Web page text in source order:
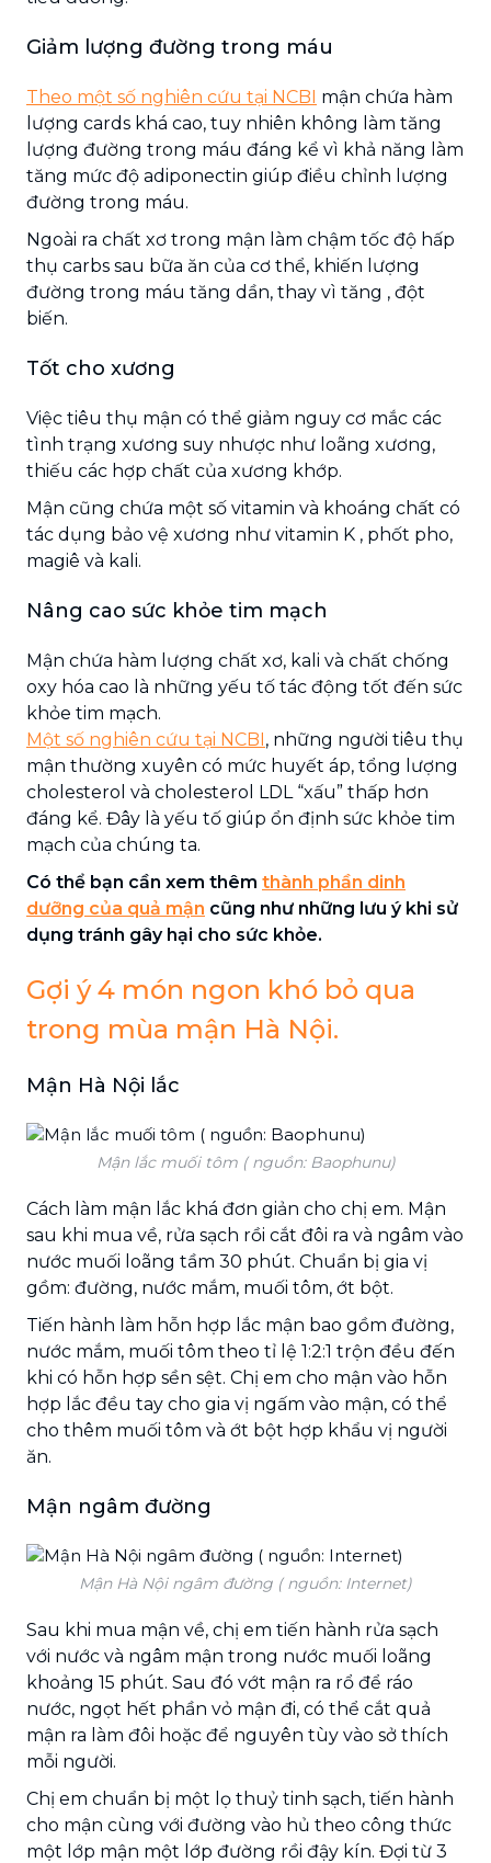
Giảm lượng đường trong máu
Theo một số nghiên cứu tại NCBI mận chứa hàm
lượng cards khá cao, tuy nhiên không làm tăng
lượng đường trong máu đáng kể vì khả năng làm
tăng mức độ adiponectin giúp điều chỉnh lượng
đường trong máu.
Ngoài ra chất xơ trong mận làm chậm tốc độ hấp
thụ carbs sau bữa ăn của cơ thể, khiến lượng
đường trong máu tăng dần, thay vì tăng , đột
biến.
Tốt cho xương
Việc tiêu thụ mận có thể giảm nguy cơ mắc các
tình trạng xương suy nhược như loãng xương,
thiếu các hợp chất của xương khớp.
Mận cũng chứa một số vitamin và khoáng chất có
tác dụng bảo vệ xương như vitamin K , phốt pho,
magiê và kali.
Nâng cao sức khỏe tim mạch
Mận chứa hàm lượng chất xơ, kali và chất chống
oxy hóa cao là những yếu tố tác động tốt đến sức
khỏe tim mạch.
Một số nghiên cứu tại NCBI, những người tiêu thụ
mận thường xuyên có mức huyết áp, tổng lượng
cholesterol và cholesterol LDL “xấu” thấp hơn
đáng kể. Đây là yếu tố giúp ổn định sức khỏe tim
mạch của chúng ta.
Có thể bạn cần xem thêm thành phần dinh
dưỡng của quả mận cũng như những lưu ý khi sử
dụng tránh gây hại cho sức khỏe.
Gợi ý 4 món ngon khó bỏ qua
trong mùa mận Hà Nội.
Mận Hà Nội lắc
Mận lắc muối tôm ( nguồn: Baophunu)
Cách làm mận lắc khá đơn giản cho chị em. Mận
sau khi mua về, rửa sạch rồi cắt đôi ra và ngâm vào
nước muối loãng tầm 30 phút. Chuẩn bị gia vị
gồm: đường, nước mắm, muối tôm, ớt bột.
Tiến hành làm hỗn hợp lắc mận bao gồm đường,
nước mắm, muối tôm theo tỉ lệ 1:2:1 trộn đều đến
khi có hỗn hợp sền sệt. Chị em cho mận vào hỗn
hợp lắc đều tay cho gia vị ngấm vào mận, có thể
cho thêm muối tôm và ớt bột hợp khẩu vị người
ăn.
Mận ngâm đường
Mận Hà Nội ngâm đường ( nguồn: Internet)
Sau khi mua mận về, chị em tiến hành rửa sạch
với nước và ngâm mận trong nước muối loãng
khoảng 15 phút. Sau đó vớt mận ra rổ để ráo
nước, ngọt hết phần vỏ mận đi, có thể cắt quả
mận ra làm đôi hoặc để nguyên tùy vào sở thích
mỗi người.
Chị em chuẩn bị một lọ thuỷ tinh sạch, tiến hành
cho mận cùng với đường vào hủ theo công thức
một lớp mận một lớp đường rồi đậy kín. Đợi từ 3